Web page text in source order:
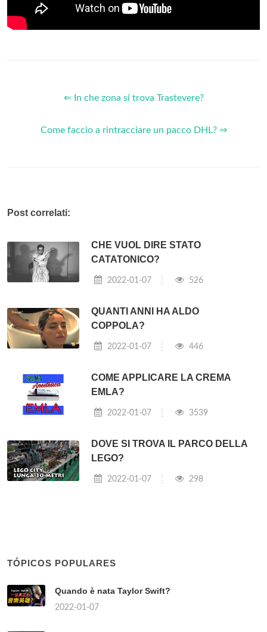
⇐ In che zona si trova Trastevere?
Come faccio a rintracciare un pacco DHL? ⇒
Post correlati:
CHE VUOL DIRE STATO
CATATONICO?
2022-01-07 526
QUANTI ANNI HA ALDO
COPPOLA?
2022-01-07 446
COME APPLICARE LA CREMA
EMLA?
2022-01-07 3539
DOVE SI TROVA IL PARCO DELLA
LEGO?
2022-01-07 298
TÓPICOS POPULARES
Quando è nata Taylor Swift?
2022-01-07